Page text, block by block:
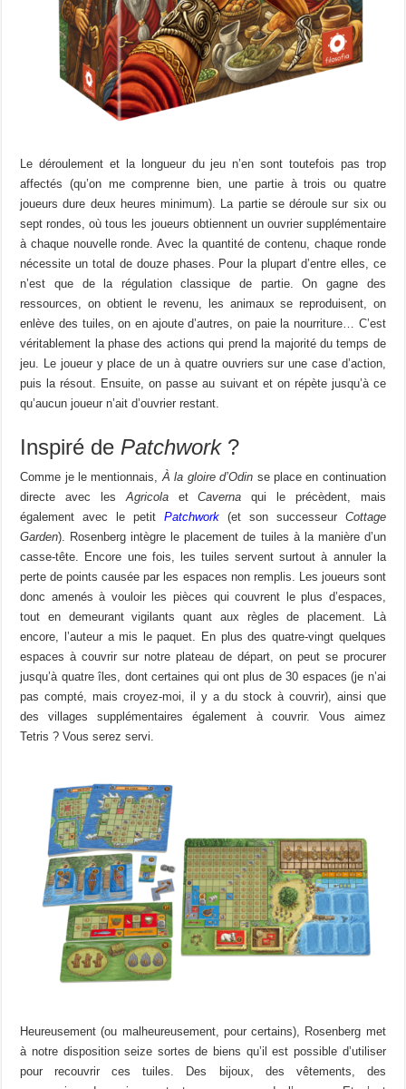
Le déroulement et la longueur du jeu n’en sont toutefois pas trop
affectés (qu’on me comprenne bien, une partie à trois ou quatre
joueurs dure deux heures minimum). La partie se déroule sur six ou
sept rondes, où tous les joueurs obtiennent un ouvrier supplémentaire
à chaque nouvelle ronde. Avec la quantité de contenu, chaque ronde
nécessite un total de douze phases. Pour la plupart d’entre elles, ce
n’est que de la régulation classique de partie. On gagne des
ressources, on obtient le revenu, les animaux se reproduisent, on
enlève des tuiles, on en ajoute d’autres, on paie la nourriture… C’est
véritablement la phase des actions qui prend la majorité du temps de
jeu. Le joueur y place de un à quatre ouvriers sur une case d’action,
puis la résout. Ensuite, on passe au suivant et on répète jusqu’à ce
qu’aucun joueur n’ait d’ouvrier restant.
Inspiré de Patchwork?
Comme je le mentionnais,À la gloire d’Odin se place en continuation
directe avec lesAgricolaetCaverna qui le précèdent, mais
également avec le petit Patchwork (et son successeur Cottage
Garden). Rosenberg intègre le placement de tuiles à la manière d’un
casse-tête. Encore une fois, les tuiles servent surtout à annuler la
perte de points causée par les espaces non remplis. Les joueurs sont
donc amenés à vouloir les pièces qui couvrent le plus d’espaces,
tout en demeurant vigilants quant aux règles de placement. Là
encore, l’auteur a mis le paquet. En plus des quatre-vingt quelques
espaces à couvrir sur notre plateau de départ, on peut se procurer
jusqu’à quatre îles, dont certaines qui ont plus de 30 espaces (je n’ai
pas compté, mais croyez-moi, il y a du stock à couvrir), ainsi que
des villages supplémentaires également à couvrir. Vous aimez
Tetris ? Vous serez servi.
Heureusement (ou malheureusement, pour certains), Rosenberg met
à notre disposition seize sortes de biens qu’il est possible d’utiliser
pour recouvrir ces tuiles. Des bijoux, des vêtements, des